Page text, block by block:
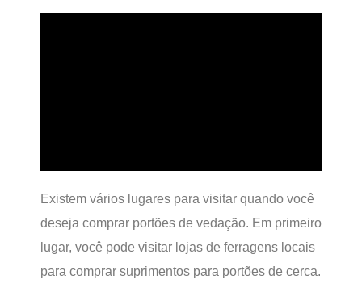
Existem vários lugares para visitar quando você
deseja comprar portões de vedação. Em primeiro
lugar, você pode visitar lojas de ferragens locais
para comprar suprimentos para portões de cerca.